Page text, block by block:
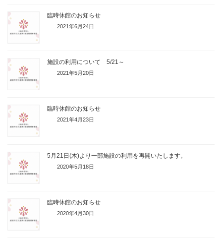
臨時休館のお知らせ
2021年6月24日
施設の利用について 5/21～
2021年5月20日
臨時休館のお知らせ
2021年4月23日
5月21日(木)より一部施設の利用を再開いたします。
2020年5月18日
臨時休館のお知らせ
2020年4月30日